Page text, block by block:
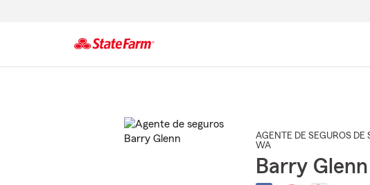
AGENTE DE SEGUROS DE
WA
Barry Glenn